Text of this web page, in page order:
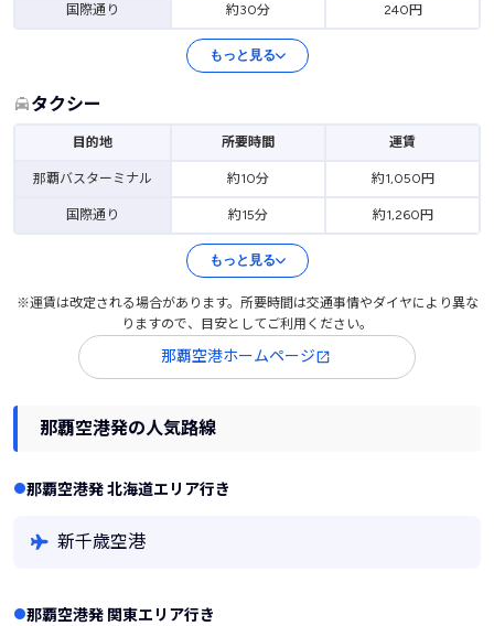
国際通り 約30分 240円
もっと見る
タクシー
目的地 所要時間 運賃
那覇バスターミナル 約10分 約1,050円
国際通り 約15分 約1,260円
もっと見る
※運賃は改定される場合があります。所要時間は交通事情やダイヤにより異な
りますので、目安としてご利用ください。
那覇空港ホームページ
那覇空港発の人気路線
那覇空港発 北海道エリア行き
新千歳空港
那覇空港発 関東エリア行き